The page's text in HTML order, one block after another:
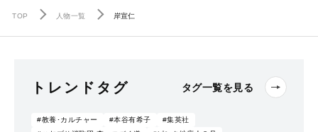
TOP 人物一覧 岸宣仁
トレンドタグ タグ一覧を見る
#教養･カルチャー #本谷有希子
#集英社